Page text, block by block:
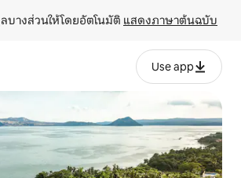
บางส่วนให้โดยอัตโนมัติ แสดงภาษาต้นฉบับ
Use app